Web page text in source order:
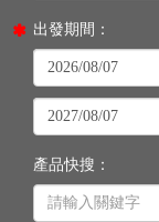
出發期間：
產品快搜：